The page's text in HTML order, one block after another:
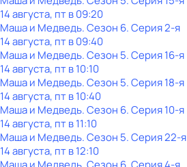
14 августа, пт в 09:20
Маша и Медведь. Сезон 6. Серия 2-я
14 августа, пт в 09:40
Маша и Медведь. Сезон 5. Серия 16-я
14 августа, пт в 10:10
Маша и Медведь. Сезон 5. Серия 18-я
14 августа, пт в 10:40
Маша и Медведь. Сезон 6. Серия 10-я
14 августа, пт в 11:10
Маша и Медведь. Сезон 5. Серия 22-я
14 августа, пт в 12:10